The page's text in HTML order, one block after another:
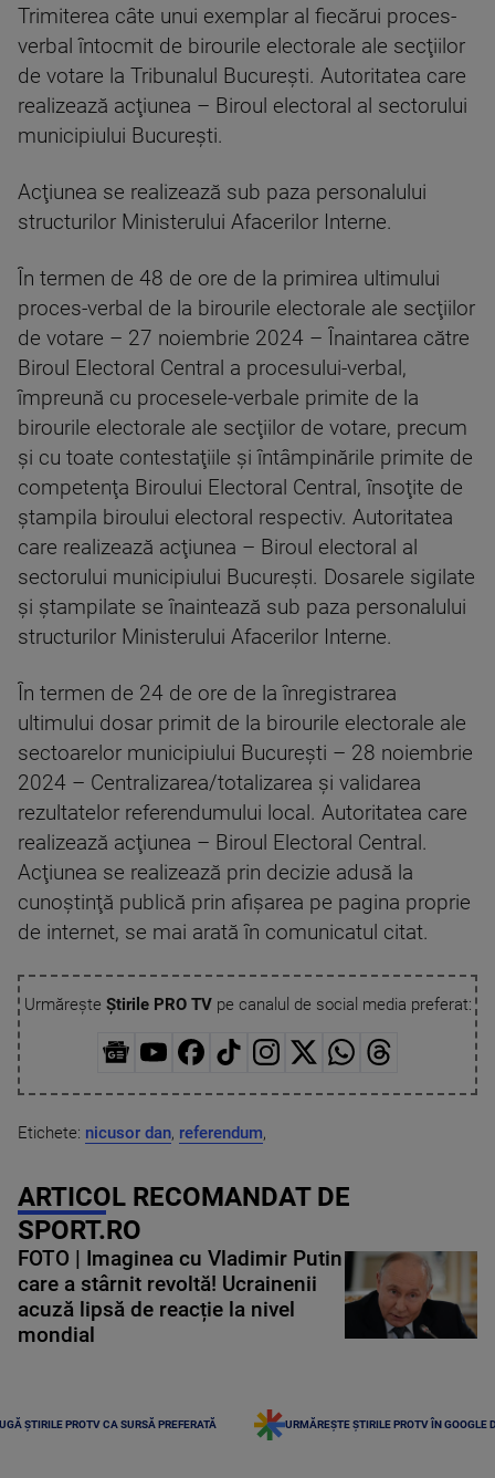
Trimiterea câte unui exemplar al fiecărui proces-
verbal întocmit de birourile electorale ale secţiilor
de votare la Tribunalul Bucureşti. Autoritatea care
realizează acţiunea – Biroul electoral al sectorului
municipiului Bucureşti.
Acţiunea se realizează sub paza personalului
structurilor Ministerului Afacerilor Interne.
În termen de 48 de ore de la primirea ultimului
proces-verbal de la birourile electorale ale secţiilor
de votare – 27 noiembrie 2024 – Înaintarea către
Biroul Electoral Central a procesului-verbal,
împreună cu procesele-verbale primite de la
birourile electorale ale secţiilor de votare, precum
şi cu toate contestaţiile şi întâmpinările primite de
competenţa Biroului Electoral Central, însoţite de
ştampila biroului electoral respectiv. Autoritatea
care realizează acţiunea – Biroul electoral al
sectorului municipiului Bucureşti. Dosarele sigilate
şi ştampilate se înaintează sub paza personalului
structurilor Ministerului Afacerilor Interne.
În termen de 24 de ore de la înregistrarea
ultimului dosar primit de la birourile electorale ale
sectoarelor municipiului Bucureşti – 28 noiembrie
2024 – Centralizarea/totalizarea şi validarea
rezultatelor referendumului local. Autoritatea care
realizează acţiunea – Biroul Electoral Central.
Acţiunea se realizează prin decizie adusă la
cunoştinţă publică prin afişarea pe pagina proprie
de internet, se mai arată în comunicatul citat.
Urmărește Știrile PRO TVpe canalul de social media preferat:
Etichete: nicusor dan, referendum,
ARTICOL RECOMANDAT DE
SPORT.RO
FOTO | Imaginea cu Vladimir Putin
care a stârnit revoltă! Ucrainenii
acuză lipsă de reacție la nivel
mondial
ȘTIRILE PROTV CA SURSĂ PREFERATĂ URMĂREȘTE ȘTIRILE PROTV ÎN GOOGLE